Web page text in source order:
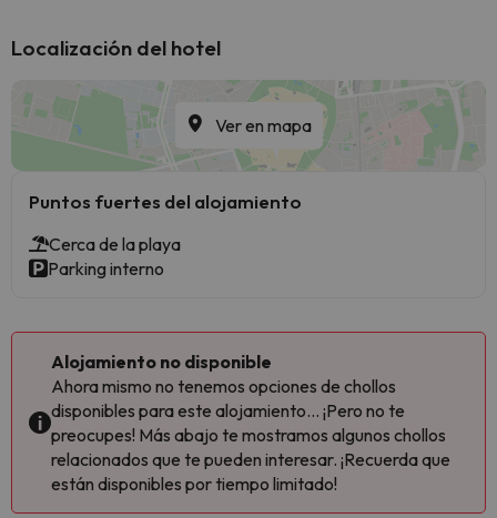
Localización del hotel
Ver en mapa
Puntos fuertes del alojamiento
Cerca de la playa
Parking interno
Alojamiento no disponible
Ahora mismo no tenemos opciones de chollos
disponibles para este alojamiento... ¡Pero no te
preocupes! Más abajo te mostramos algunos chollos
relacionados que te pueden interesar. ¡Recuerda que
están disponibles por tiempo limitado!